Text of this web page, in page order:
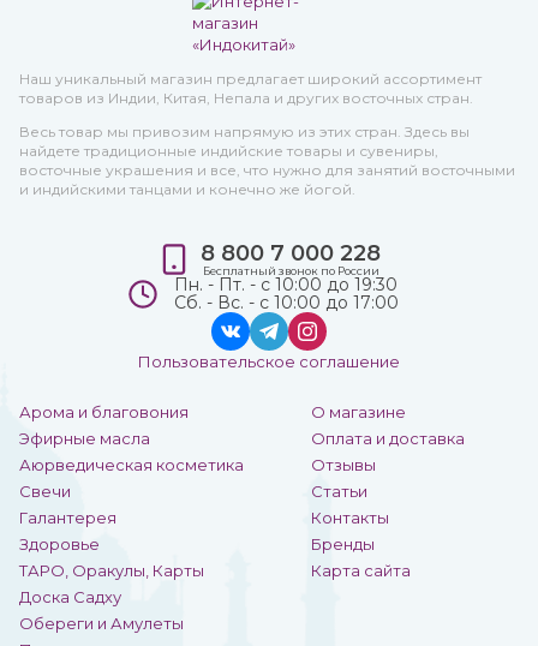
Наш уникальный магазин предлагает широкий ассортимент
товаров из Индии, Китая, Непала и других восточных стран.
Весь товар мы привозим напрямую из этих стран. Здесь вы
найдете традиционные индийские товары и сувениры,
восточные украшения и все, что нужно для занятий восточными
и индийскими танцами и конечно же йогой.
Арома и благовония
Эфирные масла
Аюрведическая косметика
Свечи
Галантерея
Здоровье
ТАРО, Оракулы, Карты
Доска Садху
Обереги и Амулеты
О магазине
Оплата и доставка
Отзывы
Статьи
Контакты
Бренды
Карта сайта
8 800 7 000 228
Бесплатный звонок по России
Пн. - Пт. - с 10:00 до 19:30
Сб. - Вс. - с 10:00 до 17:00
Пользовательское соглашение